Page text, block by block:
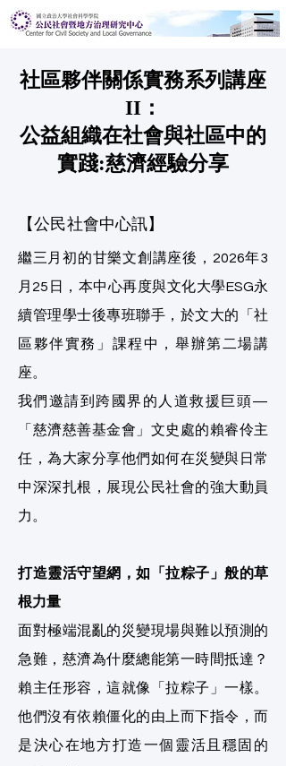
​社區夥伴關係實務系列講座
II：
公益組織在社會與社區中的
實踐:慈濟經驗分享
【公民社會中心訊】
繼三月初的甘樂文創講座後，2026年3
月25日，本中心再度與文化大學ESG永
續管理學士後專班聯手，於文大的「社
區夥伴實務」課程中，舉辦第二場講
座。
我們邀請到跨國界的人道救援巨頭—
「慈濟慈善基金會」文史處的賴睿伶主
任，為大家分享他們如何在災變與日常
中深深扎根，展現公民社會的強大動員
力。
打造靈活守望網，如「拉粽子」般的草
根力量
面對極端混亂的災變現場與難以預測的
急難，慈濟為什麼總能第一時間抵達？
賴主任形容，這就像「拉粽子」一樣。
他們沒有依賴僵化的由上而下指令，而
是決心在地方打造一個靈活且穩固的